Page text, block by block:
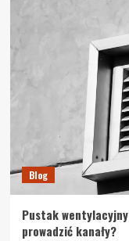
Blog
Pustak
prowadzić kanały?